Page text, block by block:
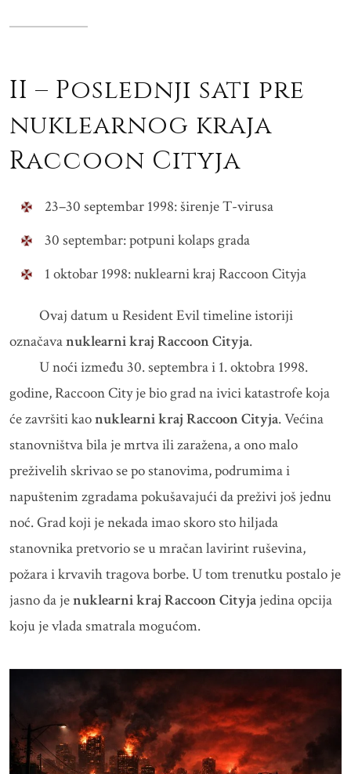
II – Poslednji sati pre
nuklearnog kraja
Raccoon Cityja
23–30 septembar 1998: širenje T-virusa
30 septembar: potpuni kolaps grada
1 oktobar 1998: nuklearni kraj Raccoon Cityja
Ovaj datum u Resident Evil timeline istoriji
označavanuklearni kraj Raccoon Cityja.
U noći između 30. septembra i 1. oktobra 1998.
godine, Raccoon City je bio grad na ivici katastrofe koja
će završiti kaonuklearni kraj Raccoon Cityja. Većina
stanovništva bila je mrtva ili zaražena, a ono malo
preživelih skrivao se po stanovima, podrumima i
napuštenim zgradama pokušavajući da preživi još jednu
noć. Grad koji je nekada imao skoro sto hiljada
stanovnika pretvorio se u mračan lavirint ruševina,
požara i krvavih tragova borbe. U tom trenutku postalo je
jasno da jenuklearni kraj Raccoon Cityjajedina opcija
koju je vlada smatrala mogućom.